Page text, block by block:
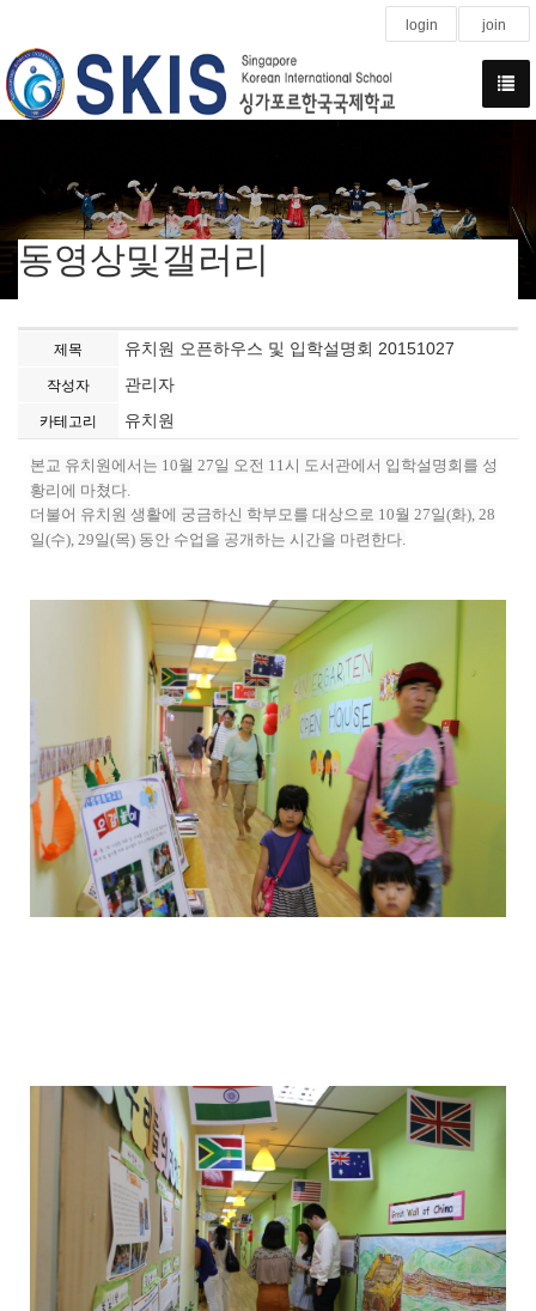
login join
동영상및갤러리
제목 유치원 오픈하우스 및 입학설명회 20151027
작성자 관리자
카테고리 유치원
본교 유치원에서는 10월 27일 오전 11시 도서관에서 입학설명회를 성
황리에 마쳤다.
더불어 유치원 생활에 궁금하신 학부모를 대상으로 10월 27일(화), 28
일(수), 29일(목) 동안 수업을 공개하는 시간을 마련한다.